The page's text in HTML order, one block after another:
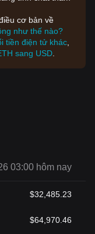
cơ bản về
như thế nào?
tiền điện tử khác
sang USD
03:00 hôm nay
$32,485.23
$64,970.46